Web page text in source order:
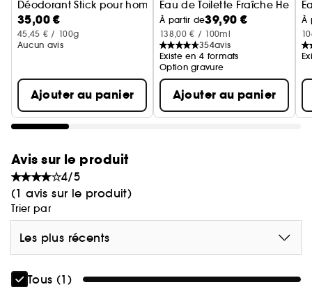
Déodorant Stick pour homme
35,00 €
45,45 € / 100g
Aucun avis
Ajouter au panier
Eau de Toilette Fraîche
À partir de39,90 €
138,00 € / 100ml
354avis
Existe en 4 formats
Option gravure
Ajouter au panier
À
Avis sur le produit
4/5
(1 avis sur le produit)
Trier par
Les plus récents
Tous (1)